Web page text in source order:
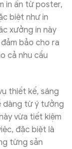
in ấn từ poster,
biệt như in
xưởng in này
bảo cho ra
cả nhu cầu
thiết kế, sáng
dàng từ ý tưởng
vừa tiết kiệm
đặc biệt là
từng sản